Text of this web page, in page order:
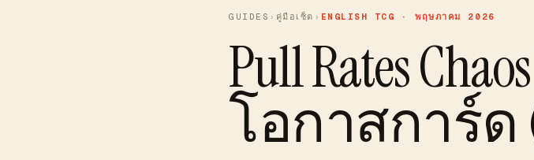
GUIDES › คู่มือเซ็ต › ENGLISH TCG · พฤษภาคม 2026
Pull Rates
โอกาสการ์ด